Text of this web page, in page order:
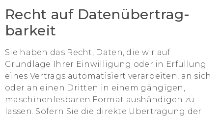
Recht auf Daten­übertrag­
barkeit
Sie haben das Recht, Daten, die wir auf
Grundlage Ihrer Einwilligung oder in Erfüllung
eines Vertrags automatisiert verarbeiten, an sich
oder an einen Dritten in einem gängigen,
maschinenlesbaren Format aushändigen zu
lassen. Sofern Sie die direkte Übertragung der